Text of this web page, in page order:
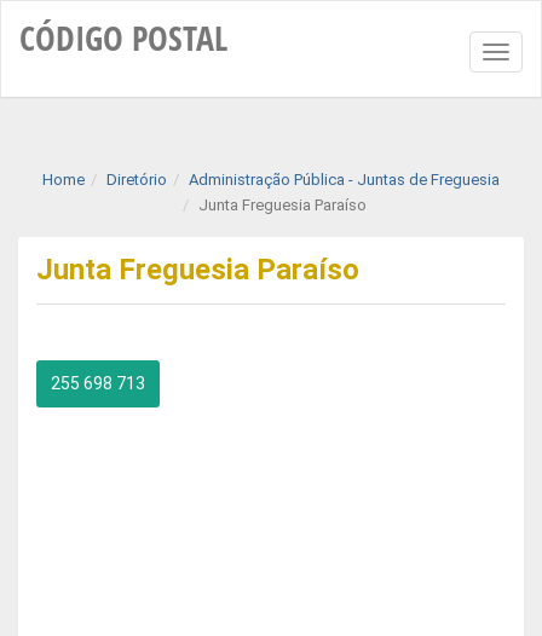
CÓDIGO POSTAL
Home Diretório
Administração Pública - Juntas de Freguesia
Junta Freguesia Paraíso
Junta Freguesia Paraíso
255 698 713